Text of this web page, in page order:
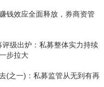
钱效应全面释放，券商资管
级出炉：私募整体实力持续
步拉大
(之一)：私募监管从无到有再